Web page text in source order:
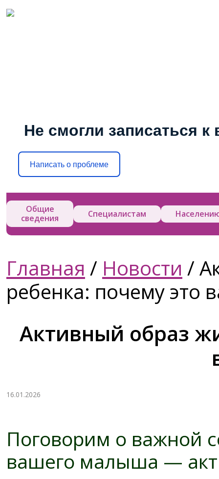
Не смогли записаться к
Написать о проблеме
Общие
сведения
Специалистам
Главная / Новости /
ребенка: почему это
Активный образ
16.01.2026
Поговорим о важной
вашего малыша —